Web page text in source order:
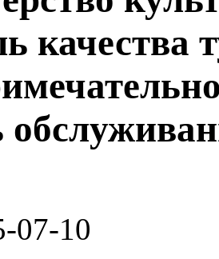
качества
07-10